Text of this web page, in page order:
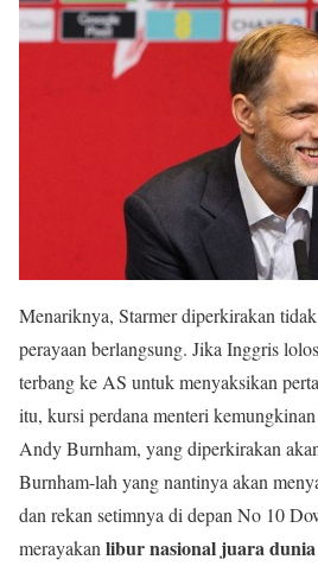
Menariknya, Starmer diperkirakan
perayaan berlangsung. Jika Inggris
terbang ke AS untuk menyaksikan
itu, kursi perdana menteri
Andy Burnham, yang diperkirakan
Burnham-lah yang nantinya akan
dan rekan setimnya di depan No 10
merayakan libur nasional juara dunia